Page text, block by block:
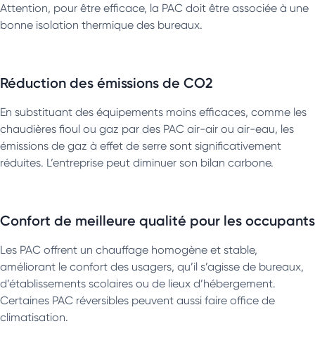
Attention, pour être efficace, la PAC doit être associée à une
bonne isolation thermique des bureaux.
Réduction des émissions de CO2
En substituant des équipements moins efficaces, comme les
chaudières fioul ou gaz par des PAC air-air ou air-eau, les
émissions de gaz à effet de serre sont significativement
réduites. L’entreprise peut diminuer son bilan carbone.
Confort de meilleure qualité pour les occupants
Les PAC offrent un chauffage homogène et stable,
améliorant le confort des usagers, qu’il s’agisse de bureaux,
d’établissements scolaires ou de lieux d’hébergement.
Certaines PAC réversibles peuvent aussi faire office de
climatisation.